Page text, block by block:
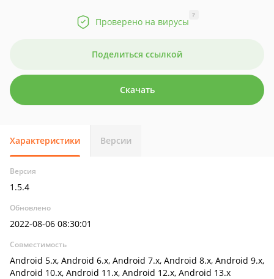
Проверено на вирусы
?
Поделиться ссылкой
Скачать
Характеристики Версии
Версия
1.5.4
Обновлено
2022-08-06 08:30:01
Совместимость
Android 5.x, Android 6.x, Android 7.x, Android 8.x, Android 9.x,
Android 10.x, Android 11.x, Android 12.x, Android 13.x